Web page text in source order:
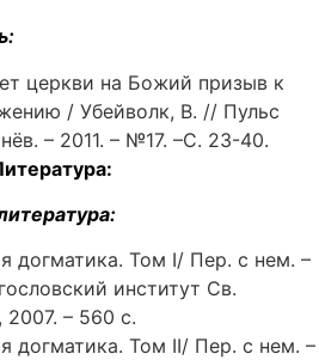
церкви на Божий призыв к
/ Убейволк, В. // Пульс
– 2011. – №17. –С. 23-40.
догматика. Том I/ Пер. с нем. –
институт Св.
– 560 с.
догматика. Том II/ Пер. с нем. –